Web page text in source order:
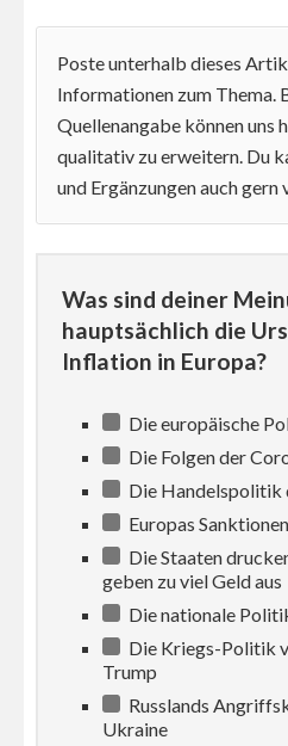
Poste unterhalb dieses
Informationen zum Thema.
Quellenangabe können uns
qualitativ zu erweitern. Du
und Ergänzungen auch gern
Was sind deiner
hauptsächlich die
Inflation in Europa?
Die europäische
Die Folgen der
Die Handelspolitik
Europas
Die Staaten
geben zu viel Geld aus
Die nationale
Die Kriegs-Politik
Trump
Russlands
Ukraine